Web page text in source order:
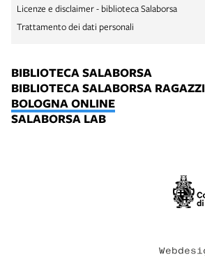
Licenze e disclaimer - biblioteca Salaborsa
Trattamento dei dati personali
BIBLIOTECA SALABORSA
BIBLIOTECA SALABORSA RAGAZZI
BOLOGNA ONLINE
SALABORSA LAB